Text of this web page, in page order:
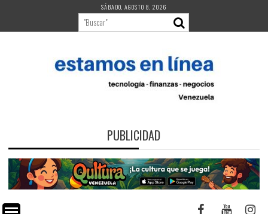
contenido
SÁBADO, AGOSTO 8, 2026
PUBLICIDAD